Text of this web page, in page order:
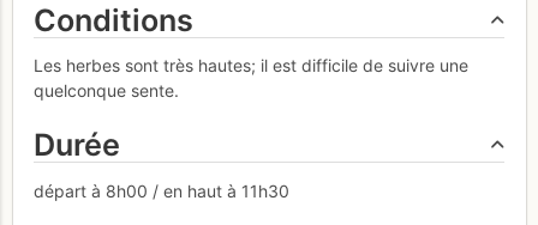
Conditions
Les herbes sont très hautes; il est difficile de suivre une
quelconque sente.
Durée
départ à 8h00 / en haut à 11h30